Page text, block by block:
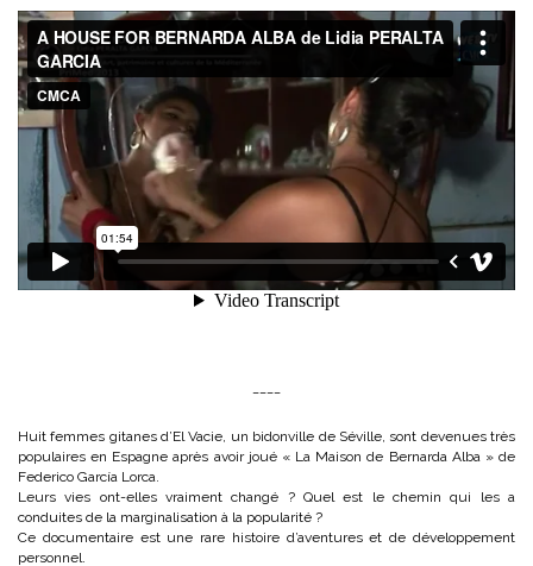
Huit femmes gitanes d’El Vacie, un bidonville de Séville, sont devenues très
populaires en Espagne après avoir joué « La Maison de Bernarda Alba » de
Federico García Lorca.
Leurs vies ont-elles vraiment changé ? Quel est le chemin qui les a
conduites de la marginalisation à la popularité ?
Ce documentaire est une rare histoire d’aventures et de développement
personnel.